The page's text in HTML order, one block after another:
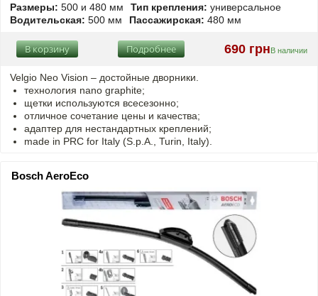
Размеры: 500 и 480 мм Тип крепления: универсальное
Водительская: 500 мм Пассажирская: 480 мм
690 грнВ наличии
Подробнее
В корзину
Velgio Neo Vision – достойные дворники.
технология nano graphite;
щетки используются всесезонно;
отличное сочетание цены и качества;
адаптер для нестандартных креплений;
made in PRC for Italy (S.p.A., Turin, Italy).
Bosch AeroEco